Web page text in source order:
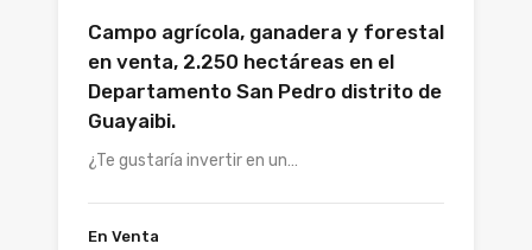
Campo agrícola, ganadera y forestal
en venta, 2.250 hectáreas en el
Departamento San Pedro distrito de
Guayaibi.
¿Te gustaría invertir en un…
En Venta